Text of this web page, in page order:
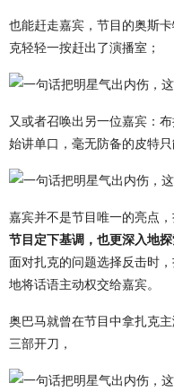
也能赶走嘉宾，节目的奥斯卡
克轻轻一按赶出了演播室；
又或者召唤出另一位嘉宾：
始讲单口，毫无防备的皮特只
嘉宾并不是节目唯一的亮点
节目定下基调，也更深入地
面对扎克的问题选择反击时
地将话语主动权交给嘉宾。
奥巴马就曾在节目中拿扎克
三部开刀，